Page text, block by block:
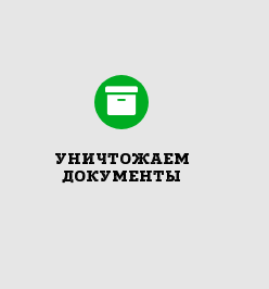
УНИЧТОЖАЕМ
ДОКУМЕНТЫ